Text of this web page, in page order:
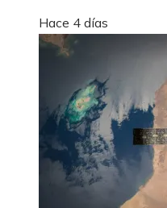
Hace 4 días